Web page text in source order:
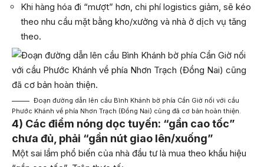
Khi hàng hóa đi “mượt” hơn, chi phí logistics giảm, sẽ kéo
theo nhu cầu mặt bằng kho/xưởng và nhà ở dịch vụ tăng
theo.
Đoạn đường dẫn lên cầu Bình Khánh bờ phía Cần Giờ nối với cầu
Phước Khánh về phía Nhơn Trạch (Đồng Nai) cũng đã cơ bản hoàn thiện.
4) Các điểm nóng dọc tuyến: “gần cao tốc”
chưa đủ, phải “gần nút giao lên/xuống”
Một sai lầm phổ biến của nhà đầu tư là mua theo khẩu hiệu